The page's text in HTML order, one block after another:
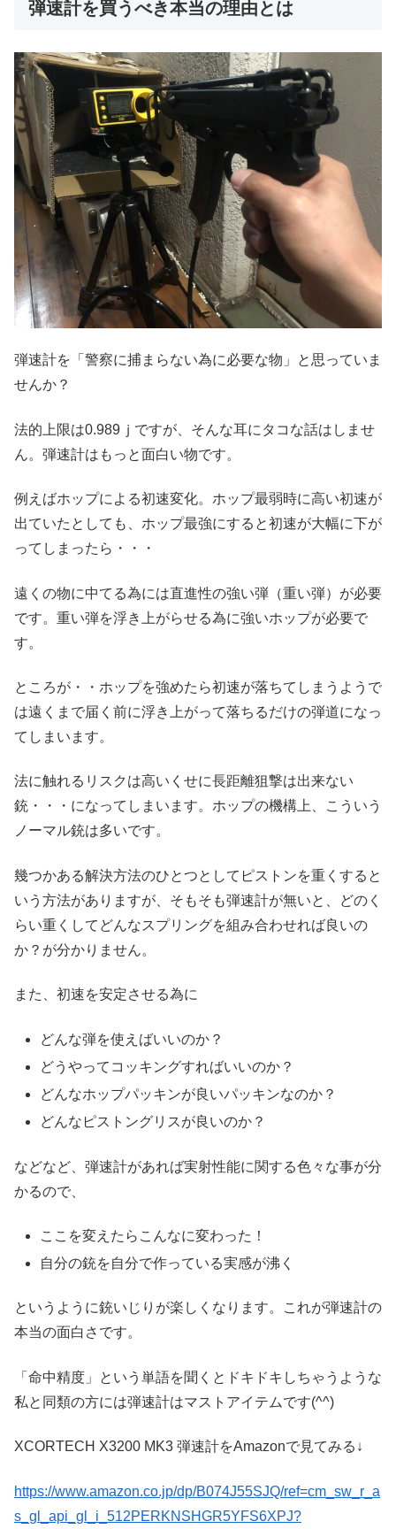
弾速計を買うべき本当の理由とは
弾速計を「警察に捕まらない為に必要な物」と思っていま
せんか？
法的上限は0.989ｊですが、そんな耳にタコな話はしませ
ん。弾速計はもっと面白い物です。
例えばホップによる初速変化。ホップ最弱時に高い初速が
出ていたとしても、ホップ最強にすると初速が大幅に下が
ってしまったら・・・
遠くの物に中てる為には直進性の強い弾（重い弾）が必要
です。重い弾を浮き上がらせる為に強いホップが必要で
す。
ところが・・ホップを強めたら初速が落ちてしまうようで
は遠くまで届く前に浮き上がって落ちるだけの弾道になっ
てしまいます。
法に触れるリスクは高いくせに長距離狙撃は出来ない
銃・・・になってしまいます。ホップの機構上、こういう
ノーマル銃は多いです。
幾つかある解決方法のひとつとしてピストンを重くすると
いう方法がありますが、そもそも弾速計が無いと、どのく
らい重くしてどんなスプリングを組み合わせれば良いの
か？が分かりません。
また、初速を安定させる為に
どんな弾を使えばいいのか？
どうやってコッキングすればいいのか？
どんなホップパッキンが良いパッキンなのか？
どんなピストングリスが良いのか？
などなど、弾速計があれば実射性能に関する色々な事が分
かるので、
ここを変えたらこんなに変わった！
自分の銃を自分で作っている実感が沸く
というように銃いじりが楽しくなります。これが弾速計の
本当の面白さです。
「命中精度」という単語を聞くとドキドキしちゃうような
私と同類の方には弾速計はマストアイテムです(^^)
XCORTECH X3200 MK3 弾速計をAmazonで見てみる↓
https://www.amazon.co.jp/dp/B074J55SJQ/ref=cm_sw_r_a
s_gl_api_gl_i_512PERKNSHGR5YFS6XPJ?